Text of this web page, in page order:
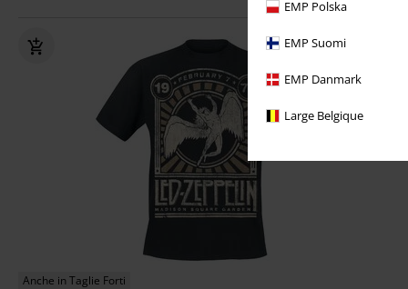
EMP Polska
EMP Suomi
EMP Danmark
Large Belgique
Anche in Taglie Forti